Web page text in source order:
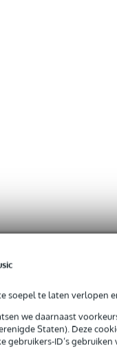
soepel te laten verlopen
we daarnaast
Staten). Deze
gebruikers-ID’s
garantie